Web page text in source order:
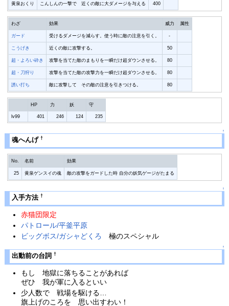
黄泉おくり こんしんの一撃で 近くの敵に大ダメージを与える 400
わざ 効果 威力 属性
ガード 受けるダメージを減らす。使う時に敵の注意を引く。 -
こうげき 近くの敵に攻撃する。 50
超・よろい砕き 攻撃を当てた敵のまもりを一瞬だけ超ダウンさせる。 80
超・刀狩り 攻撃を当てた敵の攻撃力を一瞬だけ超ダウンさせる。 80
誘い打ち 敵に攻撃して その敵の注意を引きつける。 80
HP 力 妖 守
lv99 401 246 124 235
↑
魂へんげ †
No. 名前 効果
25 黄泉ゲンスイの魂 敵の攻撃をガードした時 自分の妖気ゲージがたまる
↑
入手方法 †
赤猫団限定
パトロール/平釜平原
ビッグボス/ガシャどくろ
極のスペシャル
↑
出動前の台詞 †
もし 地獄に落ちることがあれば
ぜひ 我が軍に入るといい
少人数で 戦場を駆ける…
旗上げのころを 思い出すわい！